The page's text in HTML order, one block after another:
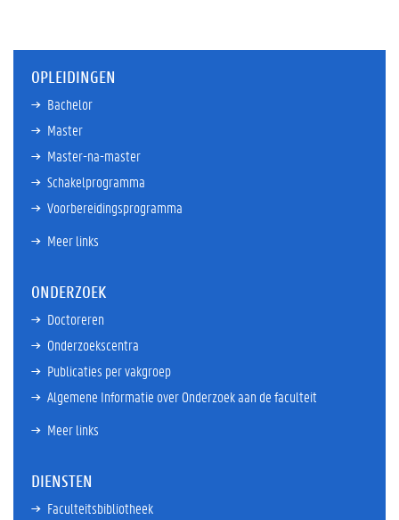
OPLEIDINGEN
Bachelor
Master
Master-na-master
Schakelprogramma
Voorbereidingsprogramma
Meer links
ONDERZOEK
Doctoreren
Onderzoekscentra
Publicaties per vakgroep
Algemene Informatie over Onderzoek aan de faculteit
Meer links
DIENSTEN
Faculteitsbibliotheek